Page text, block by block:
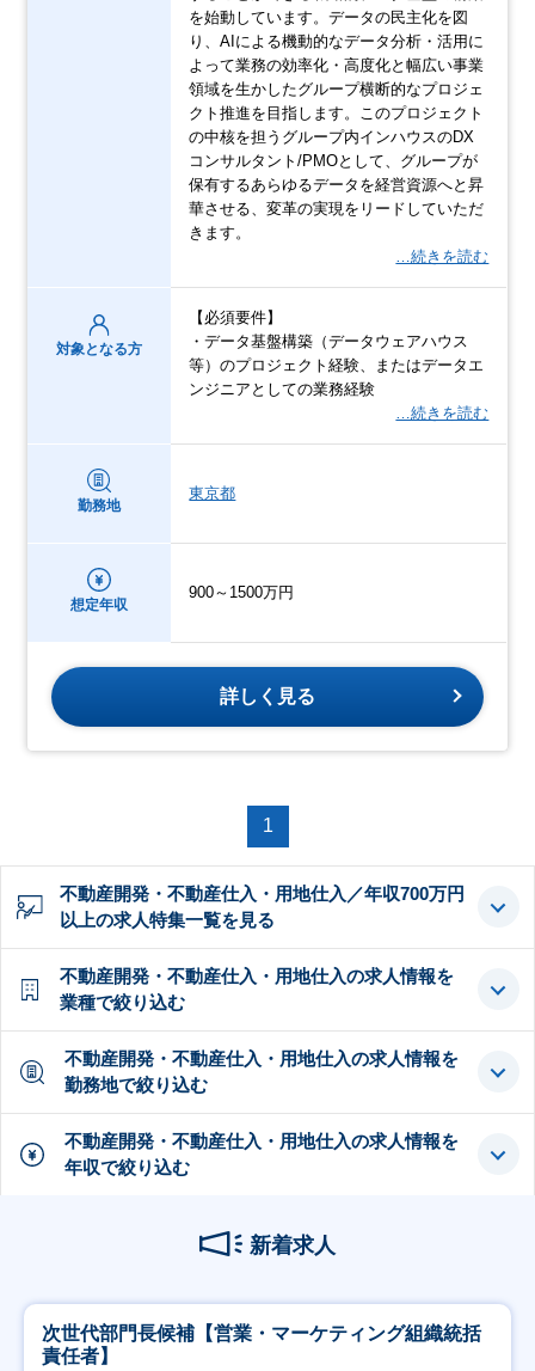
を始動しています。データの民主化を図
り、AIによる機動的なデータ分析・活用に
よって業務の効率化・高度化と幅広い事業
領域を生かしたグループ横断的なプロジェ
クト推進を目指します。このプロジェクト
の中核を担うグループ内インハウスのDX
コンサルタント/PMOとして、グループが
保有するあらゆるデータを経営資源へと昇
華させる、変革の実現をリードしていただ
きます。
…続きを読む
対象となる方
【必須要件】
・データ基盤構築（データウェアハウス
等）のプロジェクト経験、またはデータエ
ンジニアとしての業務経験
…続きを読む
勤務地
東京都
想定年収
900～1500万円
詳しく見る
1
不動産開発・不動産仕入・用地仕入／年収700万円
以上の求人特集一覧を見る
不動産開発・不動産仕入・用地仕入の求人情報を
業種で絞り込む
不動産開発・不動産仕入・用地仕入の求人情報を
勤務地で絞り込む
不動産開発・不動産仕入・用地仕入の求人情報を
年収で絞り込む
新着求人
次世代部門長候補【営業・マーケティング組織統括
責任者】